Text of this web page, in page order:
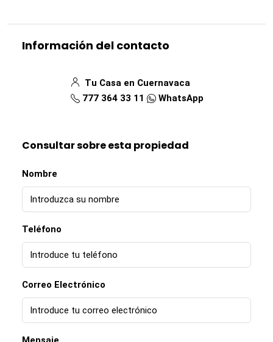
Información del contacto
Tu Casa en Cuernavaca
777 364 33 11
WhatsApp
Consultar sobre esta propiedad
Nombre
Teléfono
Correo Electrónico